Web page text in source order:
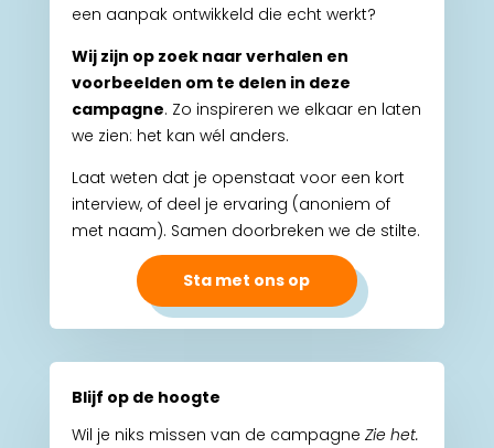
een aanpak ontwikkeld die echt werkt?
Wij zijn op zoek naar verhalen en
voorbeelden om te delen in deze
campagne. Zo inspireren we elkaar en laten
we zien: het kan wél anders.
Laat weten dat je openstaat voor een kort
interview, of deel je ervaring (anoniem of
met naam). Samen doorbreken we de stilte.
Sta met ons op
Blijf op de hoogte
Wil je niks missen van de campagne Zie het.